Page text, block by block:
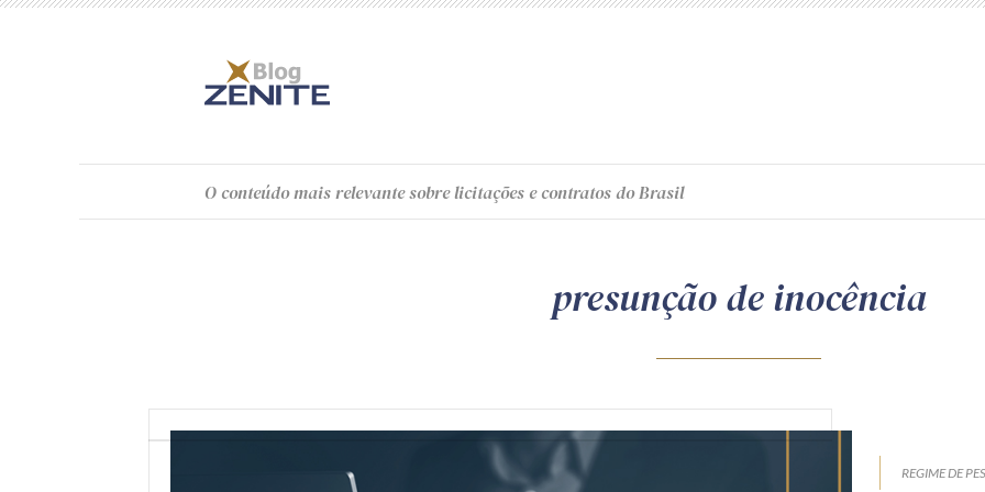
O conteúdomais relevante sobre licitações e contratos do Brasil
presunção de inocência
REGIME DE